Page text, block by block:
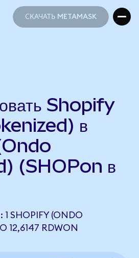
СКАЧАТЬ METAMASK
Shopify
в
(SHOPon в
SHOPIFY (ONDO
12,6147 RDWON